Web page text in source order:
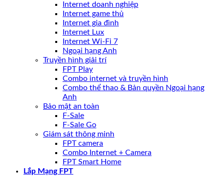
Internet doanh nghiệp
Internet game thủ
Internet gia đình
Internet Lux
Internet Wi-Fi 7
Ngoại hạng Anh
Truyền hình giải trí
FPT Play
Combo internet và truyền hình
Combo thể thao & Bản quyền Ngoại hạng
Anh
Bảo mật an toàn
F-Sale
F-Sale Go
Giám sát thông minh
FPT camera
Combo Internet + Camera
FPT Smart Home
Lắp Mạng FPT